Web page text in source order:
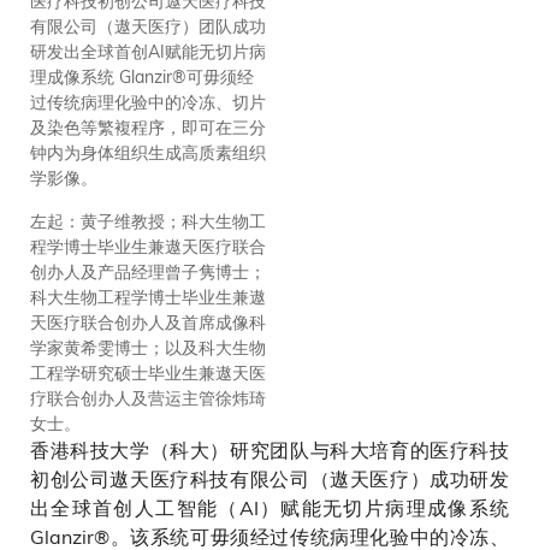
有限公司（遨天医疗）团队成功
研发出全球首创AI赋能无切片病
理成像系统 Glanzir®可毋须经
过传统病理化验中的冷冻、切片
及染色等繁複程序，即可在三分
钟内为身体组织生成高质素组织
学影像。
左起：黄子维教授；科大生物工
程学博士毕业生兼遨天医疗联合
创办人及产品经理曾子隽博士；
科大生物工程学博士毕业生兼遨
天医疗联合创办人及首席成像科
学家黄希雯博士；以及科大生物
工程学研究硕士毕业生兼遨天医
疗联合创办人及营运主管徐炜琦
女士。
香港科技大学（科大）研究团队与科大培育的医疗科技
初创公司遨天医疗科技有限公司（遨天医疗）成功研发
出全球首创人工智能（AI）赋能无切片病理成像系统
Glanzir®。该系统可毋须经过传统病理化验中的冷冻、